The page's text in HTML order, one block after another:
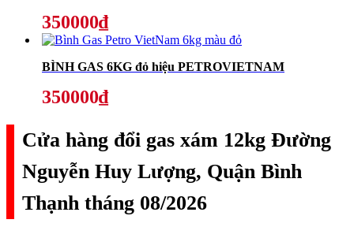
350000₫
BÌNH GAS 6KG đỏ hiệu PETROVIETNAM
350000₫
Cửa hàng đổi gas xám 12kg Đường
Nguyễn Huy Lượng, Quận Bình
Thạnh tháng 08/2026